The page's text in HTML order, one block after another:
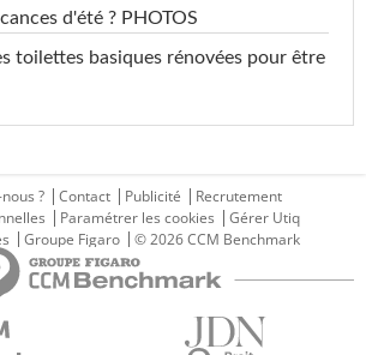
d'été ? PHOTOS
toilettes basiques rénovées pour être
? Contact Publicité
Recrutement
Paramétrer les cookies
Gérer Utiq
Groupe Figaro © 2026 CCM Benchmark